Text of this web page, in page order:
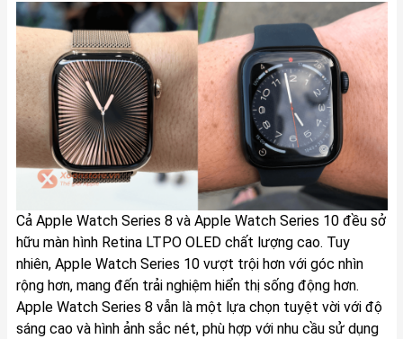
Cả Apple Watch Series 8 và Apple Watch Series 10 đều sở
hữu màn hình Retina LTPO OLED chất lượng cao. Tuy
nhiên, Apple Watch Series 10 vượt trội hơn với góc nhìn
rộng hơn, mang đến trải nghiệm hiển thị sống động hơn.
Apple Watch Series 8 vẫn là một lựa chọn tuyệt vời với độ
sáng cao và hình ảnh sắc nét, phù hợp với nhu cầu sử dụng